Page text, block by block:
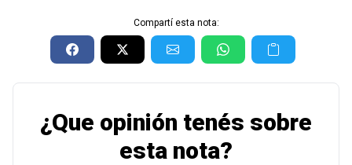
Compartí esta nota:
¿Que opinión tenés sobre
esta nota?